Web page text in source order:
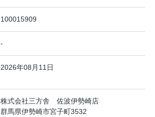
100015909
-
2026年08月11日
株式会社三方舎 佐波伊勢崎店
群馬県伊勢崎市宮子町3532